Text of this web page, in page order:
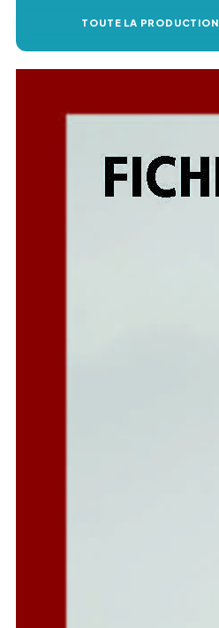
TOUTE LA PRODUCTION